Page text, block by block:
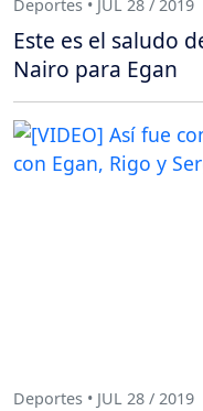
Deportes • JUL 28 / 2019
Este es el saludo
Nairo para Egan
Deportes • JUL 28 / 2019